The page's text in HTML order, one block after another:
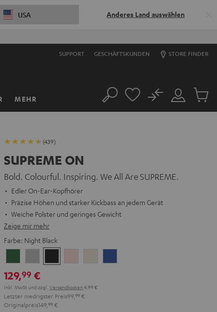
USA Anderes Land auswählen
SUPPORT GESCHÄFTSKUNDEN STORE FINDER
MEHR Suche
Mein
Konto
No
Artikel
(439)
SUPREME ON
Bold. Colourful. Inspiring. We All Are SUPREME.
Edler On-Ear-Kopfhörer
Präzise Höhen und starker Kickbass an jedem Gerät
Weiche Polster und geringes Gewicht
Zeige mir mehr
Farbe: Night Black
Green Gray
Black
White
129,99 €
Inkl. MwSt und zzgl. Versandkosten 4,99 €
Letzter niedrigster Preis99, 99 €
Originalpreis149, 99 €